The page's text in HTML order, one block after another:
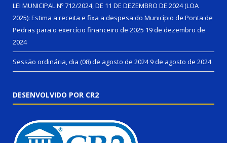
LEI MUNICIPAL Nº 712/2024, DE 11 DE DEZEMBRO DE 2024 (LOA
2025): Estima a receita e fixa a despesa do Município de Ponta de
Pedras para o exercício financeiro de 2025 19 de dezembro de
2024
Sessão ordinária, dia (08) de agosto de 20249 de agosto de 2024
DESENVOLVIDO POR CR2